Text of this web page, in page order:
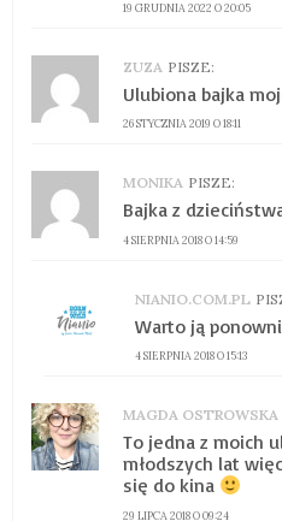
19 GRUDNIA 2022 O 20:05
ZUZA PISZE:
26 STYCZNIA 2019 O 18:11
Ulubiona bajka
MONIKA PISZE:
4 SIERPNIA 2018 O 14:59
Bajka z
NIANIO.COM.PL
4 SIERPNIA 2018 O 15:13
Warto ją
MAGDA OSTROWSKA
29 LIPCA 2018 O 09:24
To jedna z moich
młodszych lat
się do kina